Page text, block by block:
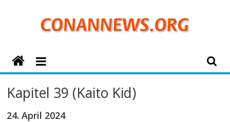
ConanNews.org
Conan
Kapitel 39 (Kaito Kid)
24. April 2024